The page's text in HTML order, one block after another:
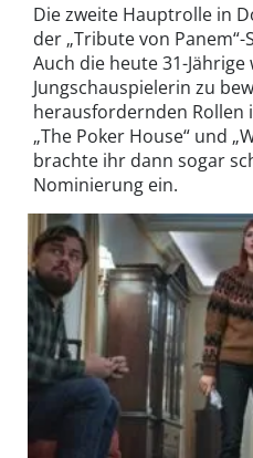
Die zweite Hauptrolle in
der „Tribute von Panem“-
Auch die heute 31-
Jungschauspielerin zu
herausfordernden Rollen
„The Poker House“ und
brachte ihr dann sogar
Nominierung ein.